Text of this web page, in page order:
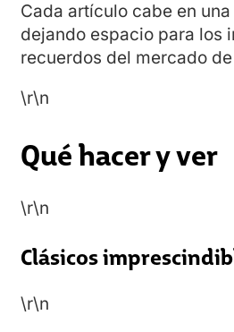
Cada artículo cabe en
dejando espacio para los
recuerdos del mercado
\r\n
Qué hacer y ver
\r\n
Clásicos
\r\n